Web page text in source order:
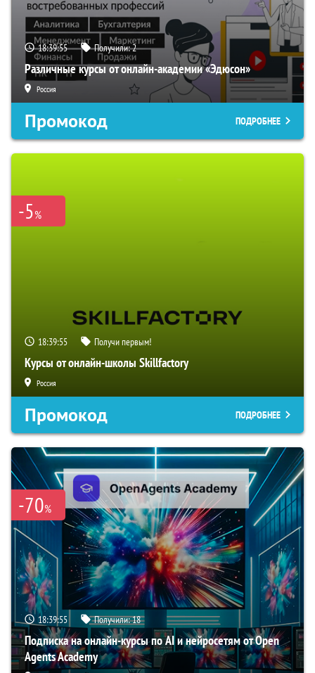
18:39:54 Получили:2
Различные курсы от онлайн-академии «Эдюсон»
Россия
Промокод ПОДРОБНЕЕ
-5%
18:39:54 Получи первым!
Курсы от онлайн-школы Skillfactory
Россия
Промокод ПОДРОБНЕЕ
-70%
18:39:54 Получили:18
Подписка на онлайн-курсы по AI и нейросетям от Open
Agents Academy